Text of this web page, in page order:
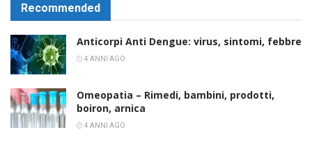
Recommended
Anticorpi Anti Dengue: virus, sintomi, febbre
4 ANNI AGO
Omeopatia – Rimedi, bambini, prodotti,
boiron, arnica
4 ANNI AGO